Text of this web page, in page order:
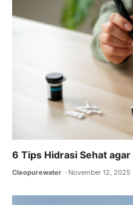
6 Tips Hidrasi Sehat
Cleopurewater November 12, 2025